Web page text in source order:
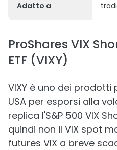
Adatto a
ProShares VIX
ETF (VIXY)
VIXY è uno dei
USA per esporsi alla
replica l'S&P 500 VIX
quindi non il VIX spot
futures VIX a breve